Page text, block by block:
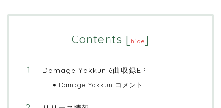
Contents [hide]
Damage Yakkun 6曲収録EP
Damage Yakkun コメント